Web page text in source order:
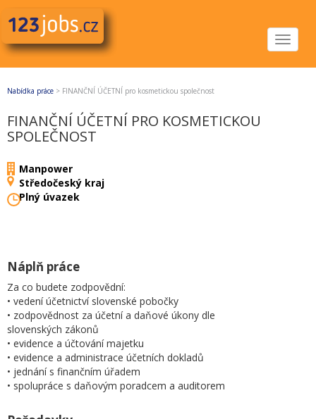
Toggle
Nabídka práce > FINANČNÍ ÚČETNÍ pro kosmetickou společnost
FINANČNÍ ÚČETNÍ PRO KOSMETICKOU
SPOLEČNOST
Manpower
Středočeský kraj
Plný úvazek
Náplň práce
Za co budete zodpovědní:
• vedení účetnictví slovenské pobočky
• zodpovědnost za účetní a daňové úkony dle
slovenských zákonů
• evidence a účtování majetku
• evidence a administrace účetních dokladů
• jednání s finančním úřadem
• spolupráce s daňovým poradcem a auditorem